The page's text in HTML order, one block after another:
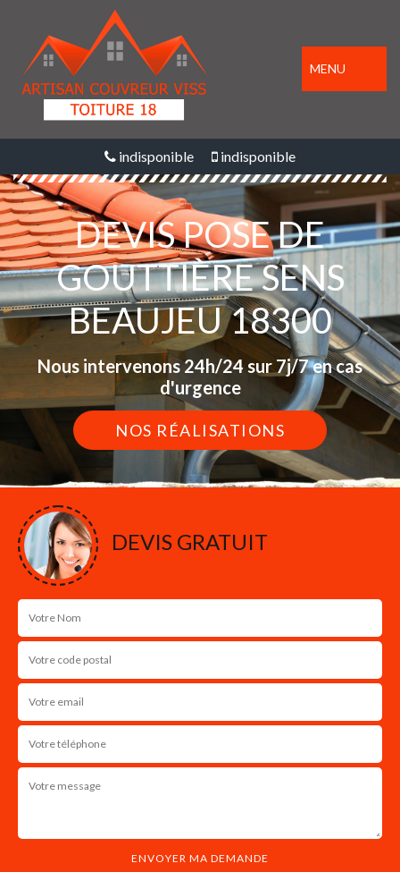
MENU
indisponible indisponible
DEVIS POSE DE
GOUTTIÈRE SENS
BEAUJEU 18300
Nous intervenons 24h/24 sur 7j/7 en cas
d'urgence
NOS RÉALISATIONS
DEVIS GRATUIT